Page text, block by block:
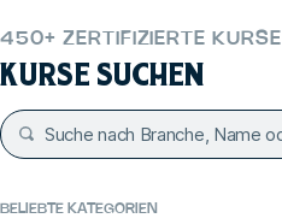
450+ ZERTIFIZIERTE KURSE
KURSE SUCHEN
BELIEBTE KATEGORIEN